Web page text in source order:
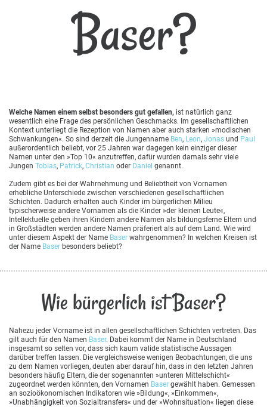
Baser?
Welche Namen einem selbst besonders gut gefallen, ist natürlich ganz
wesentlich eine Frage des persönlichen Geschmacks. Im gesellschaftlichen
Kontext unterliegt die Rezeption von Namen aber auch starken »modischen
Schwankungen«. So sind derzeit die Jungenname Ben, Leon, Jonas und Paul
außerordentlich beliebt, vor 25 Jahren war dagegen kein einziger dieser
Namen unter den »Top 10« anzutreffen, dafür wurden damals sehr viele
Jungen Tobias, Patrick, Christian oder Daniel genannt.
Zudem gibt es bei der Wahrnehmung und Beliebtheit von Vornamen
erhebliche Unterschiede zwischen verschiedenen gesellschaftlichen
Schichten. Dadurch erhalten auch Kinder im bürgerlichen Milieu
typischerweise andere Vornamen als die Kinder »der kleinen Leute«,
Intellektuelle geben ihren Kindern andere Namen als bildungsferne Eltern und
in Großstädten werden andere Namen präferiert als auf dem Land. Wie wird
unter diesem Aspekt der Name Baser wahrgenommen? In welchen Kreisen ist
der Name Baser besonders beliebt?
Wie bürgerlich ist Baser?
Nahezu jeder Vorname ist in allen gesellschaftlichen Schichten vertreten. Das
gilt auch für den Namen Baser. Dabei kommt der Name in Deutschland
insgesamt so selten vor, dass sich kaum valide statistische Aussagen
darüber treffen lassen. Die vergleichsweise wenigen Beobachtungen, die uns
zu dem Namen vorliegen, deuten aber darauf hin, dass in den letzten Jahren
besonders häufig Eltern, die der sogenannten »unteren Mittelschicht«
zugeordnet werden könnten, den Vornamen Baser gewählt haben. Gemessen
an sozioökonomischen Indikatoren wie »Bildung«, »Einkommen«,
»Unabhängigkeit von Sozialtransfers« und der »Wohnsituation« liegen diese